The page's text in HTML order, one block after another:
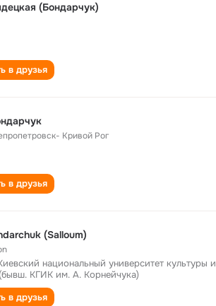
(Бондарчук)
в друзья
Кривой Рог
в друзья
(Salloum)
национальный университет культуры и
КГИК им. А. Корнейчука)
в друзья